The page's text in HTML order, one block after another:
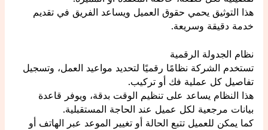
هذا التوثيق يحمي حقوق العميل ويساعد الفريق في تقديم
خدمة دقيقة وسريعة.
نظام الجدولة الرقمية
تستخدم الشركة نظامًا رقميًا لتحديد مواعيد العمل، وتسجيل
تفاصيل كل عملية فك أو تركيب.
هذا النظام يساعد على تنظيم الوقت بدقة، ويوفر قاعدة
بيانات مرجعية لكل عميل عند الحاجة المستقبلية.
كما يمكن للعميل تتبع الحالة أو تغيير الموعد عبر الهاتف أو